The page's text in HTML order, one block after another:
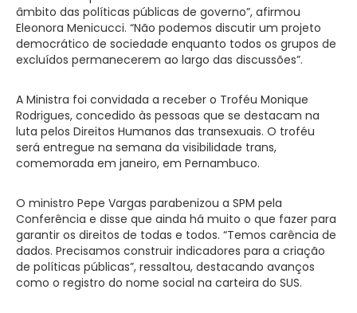
âmbito das políticas públicas de governo”, afirmou
Eleonora Menicucci. “Não podemos discutir um projeto
democrático de sociedade enquanto todos os grupos de
excluídos permanecerem ao largo das discussões”.
A Ministra foi convidada a receber o Troféu Monique
Rodrigues, concedido às pessoas que se destacam na
luta pelos Direitos Humanos das transexuais. O troféu
será entregue na semana da visibilidade trans,
comemorada em janeiro, em Pernambuco.
O ministro Pepe Vargas parabenizou a SPM pela
Conferência e disse que ainda há muito o que fazer para
garantir os direitos de todas e todos. “Temos carência de
dados. Precisamos construir indicadores para a criação
de políticas públicas”, ressaltou, destacando avanços
como o registro do nome social na carteira do SUS.